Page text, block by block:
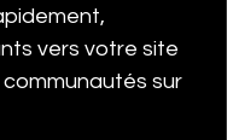
vers votre site
sur